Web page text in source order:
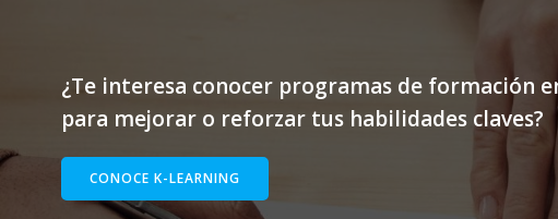
¿Te interesa conocer programas de formación
para mejorar o reforzar tus habilidades claves?
CONOCE K-LEARNING